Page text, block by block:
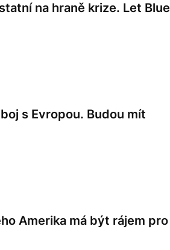
na hraně krize. Let Blue
s Evropou. Budou mít
Amerika má být rájem pro